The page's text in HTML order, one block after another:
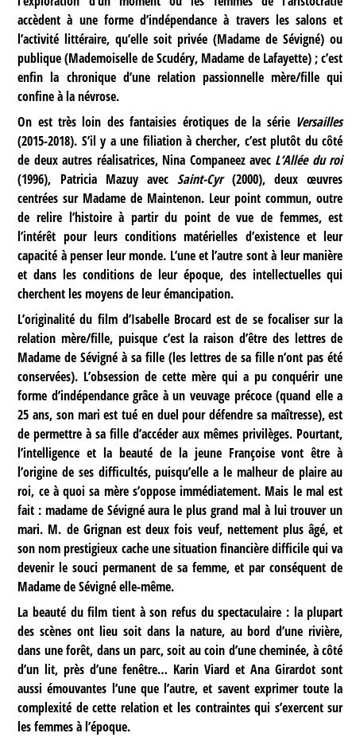
accèdent à une forme d’indépendance à travers les salons et
l’activité littéraire, qu’elle soit privée (Madame de Sévigné) ou
publique (Mademoiselle de Scudéry, Madame de Lafayette) ; c’est
enfin la chronique d’une relation passionnelle mère/fille qui
confine à la névrose.
On est très loin des fantaisies érotiques de la série Versailles
(2015-2018). S’il y a une filiation à chercher, c’est plutôt du côté
de deux autres réalisatrices, Nina Companeez avec L’Allée du roi
(1996), Patricia Mazuy avecSaint-Cyr(2000), deux œuvres
centrées sur Madame de Maintenon. Leur point commun, outre
de relire l’histoire à partir du point de vue de femmes, est
l’intérêt pour leurs conditions matérielles d’existence et leur
capacité à penser leur monde. L’une et l’autre sont à leur manière
et dans les conditions de leur époque, des intellectuelles qui
cherchent les moyens de leur émancipation.
L’originalité du film d’Isabelle Brocard est de se focaliser sur la
relation mère/fille, puisque c’est la raison d’être des lettres de
Madame de Sévigné à sa fille (les lettres de sa fille n’ont pas été
conservées). L’obsession de cette mère qui a pu conquérir une
forme d’indépendance grâce à un veuvage précoce (quand elle a
25 ans, son mari est tué en duel pour défendre sa maîtresse), est
de permettre à sa fille d’accéder aux mêmes privilèges. Pourtant,
l’intelligence et la beauté de la jeune Françoise vont être à
l’origine de ses difficultés, puisqu’elle a le malheur de plaire au
roi, ce à quoi sa mère s’oppose immédiatement. Mais le mal est
fait : madame de Sévigné aura le plus grand mal à lui trouver un
mari. M. de Grignan est deux fois veuf, nettement plus âgé, et
son nom prestigieux cache une situation financière difficile qui va
devenir le souci permanent de sa femme, et par conséquent de
Madame de Sévigné elle-même.
La beauté du film tient à son refus du spectaculaire : la plupart
des scènes ont lieu soit dans la nature, au bord d’une rivière,
dans une forêt, dans un parc, soit au coin d’une cheminée, à côté
d’un lit, près d’une fenêtre… Karin Viard et Ana Girardot sont
aussi émouvantes l’une que l’autre, et savent exprimer toute la
complexité de cette relation et les contraintes qui s’exercent sur
les femmes à l’époque.